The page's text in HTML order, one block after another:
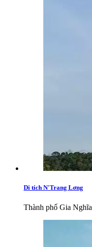
Di tích N'Trang Lơng
Thành phố Gia Nghĩa